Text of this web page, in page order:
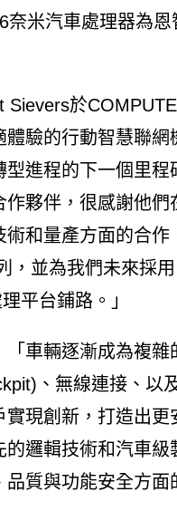
米汽車處理器為
Sievers於
驗的行動智慧聯
進程的下一個里
夥伴，很感謝他
和量產方面的合
，並為我們未來採
平台鋪路。」
車輛逐漸成為複
、無線連接、以
現創新，打造出
邏輯技術和汽車
質與功能安全方面